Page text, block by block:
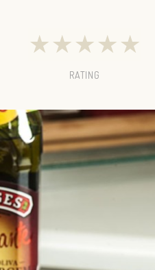
★★★★★
RATING